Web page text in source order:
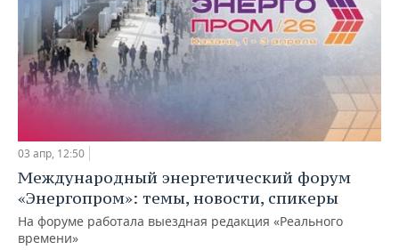
03 апр, 12:50
Международный энергетический форум
«Энергопром»: темы, новости, спикеры
На форуме работала выездная редакция «Реального
времени»